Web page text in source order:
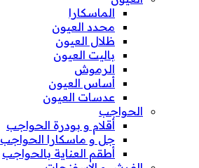
الماسكارا
محدد العيون
ظلال العيون
باليت العيون
الرموش
أساس العيون
عدسات العيون
الحواجب
أقلام و بودرة الحواجب
جل و ماسكارا الحواجب
أطقم العناية بالحواجب